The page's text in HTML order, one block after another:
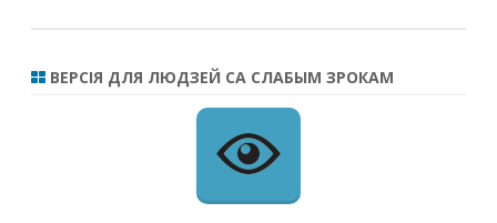
ВЕРСІЯ ДЛЯ ЛЮДЗЕЙ СА СЛАБЫМ ЗРОКАМ